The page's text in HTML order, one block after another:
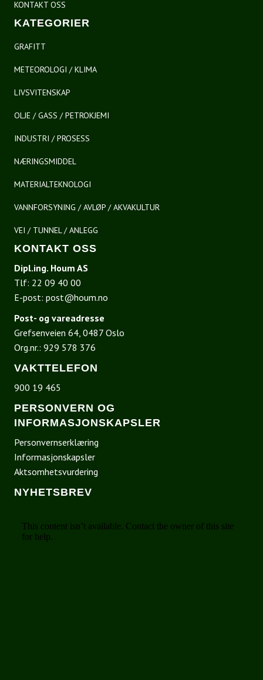
KONTAKT OSS
KATEGORIER
GRAFITT
METEOROLOGI / KLIMA
LIVSVITENSKAP
OLJE / GASS / PETROKJEMI
INDUSTRI / PROSESS
NÆRINGSMIDDEL
MATERIALTEKNOLOGI
VANNFORSYNING / AVLØP / AKVAKULTUR
VEI / TUNNEL / ANLEGG
KONTAKT OSS
Dipl.ing. Houm AS
Tlf: 22 09 40 00
E-post: post@houm.no
Post- og vareadresse
Grefsenveien 64, 0487 Oslo
Org.nr.: 929 578 376
VAKTTELEFON
900 19 465
PERSONVERN OG
INFORMASJONSKAPSLER
Personvernserklæring
Informasjonskapsler
Aktsomhetsvurdering
NYHETSBREV